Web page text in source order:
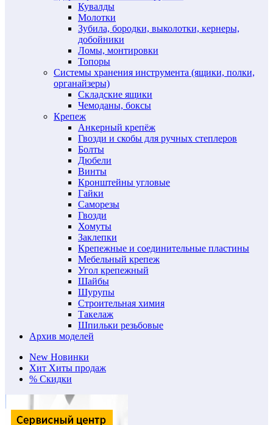
Кувалды
Молотки
Зубила, бородки, выколотки, кернеры,
добойники
Ломы, монтировки
Топоры
Системы хранения инструмента (ящики, полки,
органайзеры)
Складские ящики
Чемоданы, боксы
Крепеж
Анкерный крепёж
Гвозди и скобы для ручных степлеров
Болты
Дюбели
Винты
Кронштейны угловые
Гайки
Саморезы
Гвозди
Хомуты
Заклепки
Крепежные и соединительные пластины
Мебельный крепеж
Угол крепежный
Шайбы
Шурупы
Строительная химия
Такелаж
Шпильки резьбовые
Архив моделей
New Новинки
Хит Хиты продаж
% Скидки